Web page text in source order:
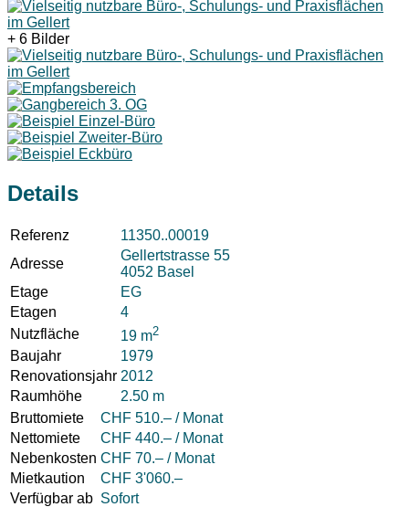
+ 6 Bilder
Details
Referenz
11350..00019
Adresse
Gellertstrasse 55
4052 Basel
Etage
EG
Etagen
4
Nutzfläche
19 m2
Baujahr
1979
Renovationsjahr 2012
Raumhöhe
2.50 m
Bruttomiete
CHF 510.– / Monat
Nettomiete
CHF 440.– / Monat
Nebenkosten CHF 70.– / Monat
Mietkaution
CHF 3'060.–
Verfügbar ab Sofort